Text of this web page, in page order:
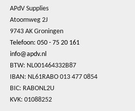
APdV Supplies
Atoomweg 2J
9743 AK Groningen
Telefoon: 050 - 75 20 161
info@apdv.nl
BTW: NL001464332B87
IBAN: NL61RABO 013 477 0854
BIC: RABONL2U
KVK: 01088252